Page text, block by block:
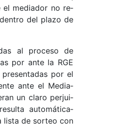
el me­dia­dor no re­
del pla­zo de
al pro­ce­so de
por an­te la RGE
por el
an­te el Me­dia­
un cla­ro per­jui­
au­to­má­ti­ca­
lis­ta de sor­teo con